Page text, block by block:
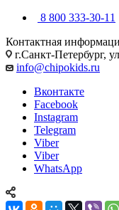
8 800 333-30-11
Контактная
г.Санкт-Петербург,
info@chipokids.ru
Вконтакте
Facebook
Instagram
Telegram
Viber
Viber
WhatsApp